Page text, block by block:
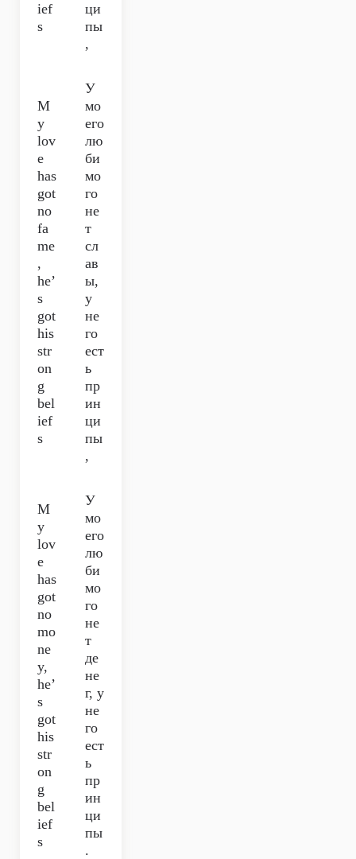
ief
s
ци
пы
,
M
y
lov
e
has
got
no
fa
me
,
he’
s
got
his
str
on
g
bel
ief
s
У
мо
его
лю
би
мо
го
не
т
сл
ав
ы,
у
не
го
ест
ь
пр
ин
ци
пы
,
M
y
lov
e
has
got
no
mo
ne
y,
he’
s
got
his
str
on
g
bel
ief
s
У
мо
его
лю
би
мо
го
не
т
де
не
г, у
не
го
ест
ь
пр
ин
ци
пы
.